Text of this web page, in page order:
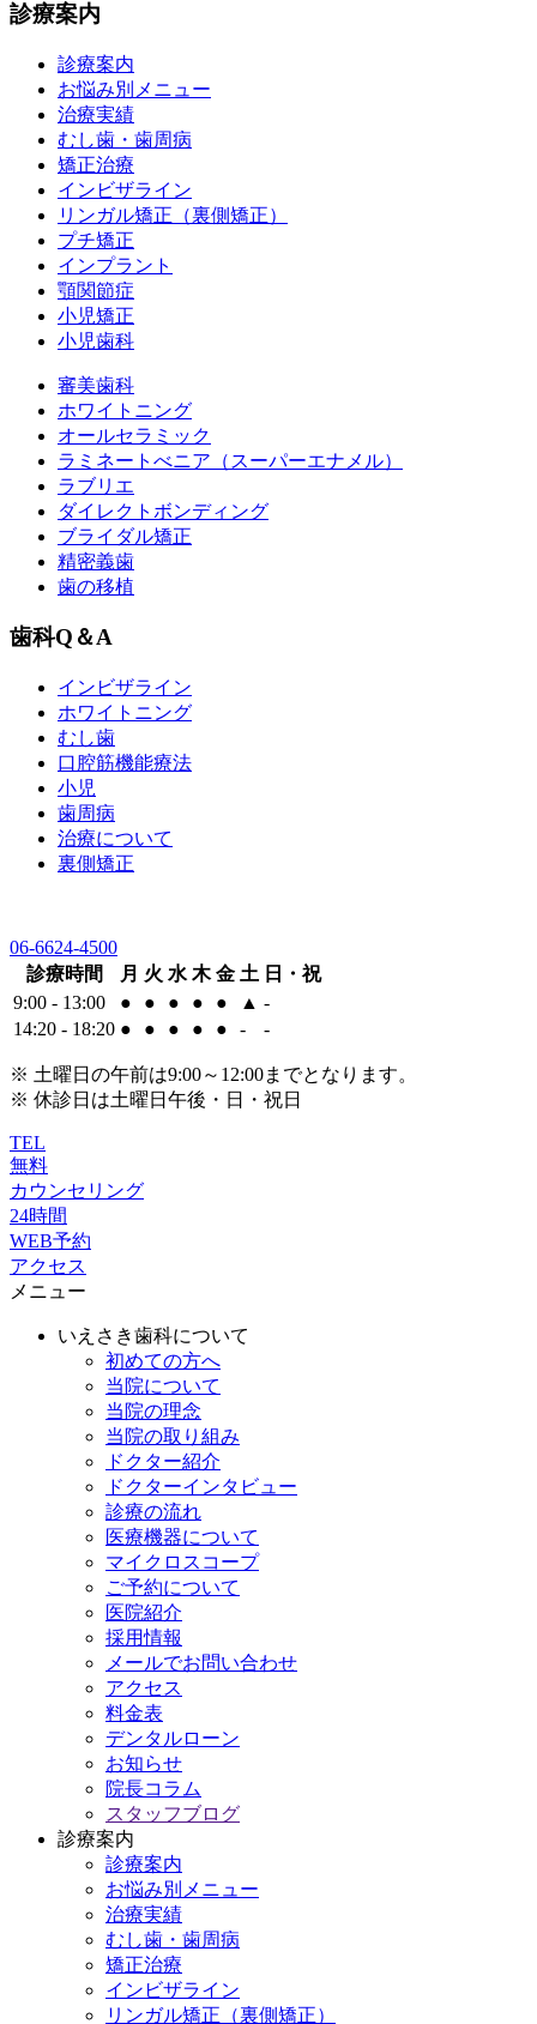
診療案内
診療案内
お悩み別メニュー
治療実績
むし歯・歯周病
矯正治療
インビザライン
リンガル矯正（裏側矯正）
プチ矯正
インプラント
顎関節症
小児矯正
小児歯科
審美歯科
ホワイトニング
オールセラミック
ラミネートべニア （スーパーエナメル）
ラブリエ
ダイレクトボンディング
ブライダル矯正
精密義歯
歯の移植
歯科Q＆A
インビザライン
ホワイトニング
むし歯
口腔筋機能療法
小児
歯周病
治療について
裏側矯正
06-6624-4500
診療時間
月 火 水 木 金 土 日・祝
9:00 - 13:00
● ● ● ● ● ▲ -
14:20 - 18:20 ● ● ● ● ● - -
※ 土曜日の午前は9:00～12:00までとなります。
※ 休診日は土曜日午後・日・祝日
TEL
無料
カウンセリング
24時間
WEB予約
アクセス
メニュー
いえさき歯科について
初めての方へ
当院について
当院の理念
当院の取り組み
ドクター紹介
ドクターインタビュー
診療の流れ
医療機器について
マイクロスコープ
ご予約について
医院紹介
採用情報
メールでお問い合わせ
アクセス
料金表
デンタルローン
お知らせ
院長コラム
スタッフブログ
診療案内
診療案内
お悩み別メニュー
治療実績
むし歯・歯周病
矯正治療
インビザライン
リンガル矯正（裏側矯正）